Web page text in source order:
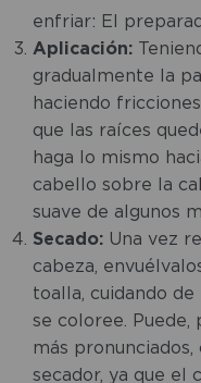
enfriar: El
Aplicación:
gradualmente la
haciendo
que las raíces
haga lo mismo
cabello sobre la
suave de algunos
Secado: Una vez
cabeza,
toalla, cuidando
se coloree.
más
secador, ya que el